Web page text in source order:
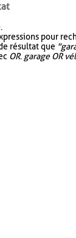
pour
résultat que
OR. garage OR